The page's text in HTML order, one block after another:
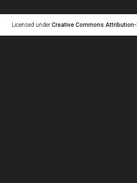
Licensed under Creative Commons